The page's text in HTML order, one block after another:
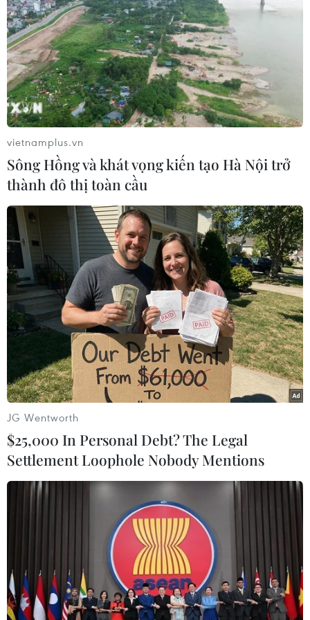
Bulgaria sẽ không tham gia Hiệp ước toàn
cầu về di cư của LHQ
05/12/2018 23:13
Bulgaria nêu rõ vào thời điểm hiện tại, nước này tin rằng
quyết định không tham gia Hiệp ước Toàn cầu về Di cư
an toàn, trật tự và đều đặn sẽ "bảo vệ tối đa lợi ích của
đất nước và người dân."
vietnamplus.vn
Sông Hồng và khát vọng kiến tạo Hà Nội trở
thành đô thị toàn cầu
JG Wentworth
$25,000 In Personal Debt? The Legal
Settlement Loophole Nobody Mentions